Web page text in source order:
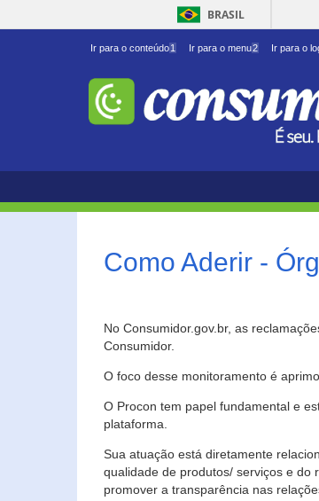
BRASIL
Ir para o conteúdo1 Ir para o menu2 Ir para o
Como Aderir -
No Consumidor.gov.br, as
Consumidor.
O foco desse monitoramento é
O Procon tem papel fundamental e
plataforma.
Sua atuação está diretamente
qualidade de produtos/ serviços e do
promover a transparência nas